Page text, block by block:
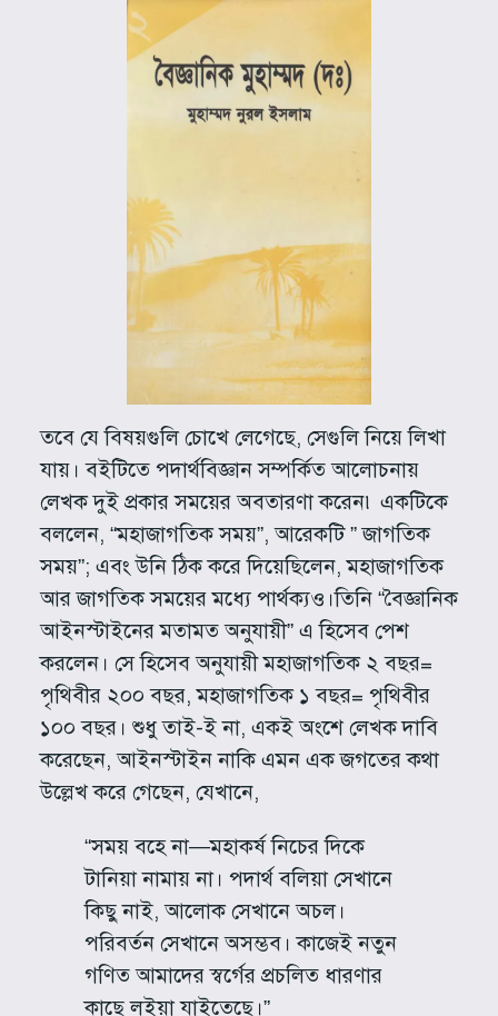
তবে যে বিষয়গুলি চোখে লেগেছে, সেগুলি নিয়ে লিখা
যায়। বইটিতে পদার্থবিজ্ঞান সম্পর্কিত আলোচনায়
লেখক দুই প্রকার সময়ের অবতারণা করেন৷ একটিকে
বললেন, “মহাজাগতিক সময়”, আরেকটি ” জাগতিক
সময়”; এবং উনি ঠিক করে দিয়েছিলেন, মহাজাগতিক
আর জাগতিক সময়ের মধ্যে পার্থক্যও।তিনি “বৈজ্ঞানিক
আইনস্টাইনের মতামত অনুযায়ী” এ হিসেব পেশ
করলেন। সে হিসেব অনুযায়ী মহাজাগতিক ২ বছর=
পৃথিবীর ২০০ বছর, মহাজাগতিক ১ বছর= পৃথিবীর
১০০ বছর। শুধু তাই-ই না, একই অংশে লেখক দাবি
করেছেন, আইনস্টাইন নাকি এমন এক জগতের কথা
উল্লেখ করে গেছেন, যেখানে,
“সময় বহে না—মহাকর্ষ নিচের দিকে
টানিয়া নামায় না। পদার্থ বলিয়া সেখানে
কিছু নাই, আলোক সেখানে অচল।
পরিবর্তন সেখানে অসম্ভব। কাজেই নতুন
গণিত আমাদের স্বর্গের প্রচলিত ধারণার
কাছে লইয়া যাইতেছে।”